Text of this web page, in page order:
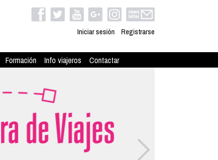
Iniciar sesión Registrarse
Formación Info viajeros Contactar